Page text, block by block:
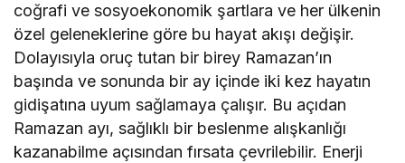
coğrafi ve sosyoekonomik şartlara ve her ülkenin
özel geleneklerine göre bu hayat akışı değişir.
Dolayısıyla oruç tutan bir birey Ramazan’ın
başında ve sonunda bir ay içinde iki kez hayatın
gidişatına uyum sağlamaya çalışır. Bu açıdan
Ramazan ayı, sağlıklı bir beslenme alışkanlığı
kazanabilme açısından fırsata çevrilebilir. Enerji